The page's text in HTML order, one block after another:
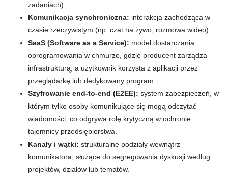
zadaniach).
Komunikacja synchroniczna: interakcja zachodząca w
czasie rzeczywistym (np. czat na żywo, rozmowa wideo).
SaaS (Software as a Service): model dostarczania
oprogramowania w chmurze, gdzie producent zarządza
infrastrukturą, a użytkownik korzysta z aplikacji przez
przeglądarkę lub dedykowany program.
Szyfrowanie end-to-end (E2EE): system zabezpieczeń, w
którym tylko osoby komunikujące się mogą odczytać
wiadomości, co odgrywa rolę krytyczną w ochronie
tajemnicy przedsiębiorstwa.
Kanały i wątki: strukturalne podziały wewnątrz
komunikatora, służące do segregowania dyskusji według
projektów, działów lub tematów.